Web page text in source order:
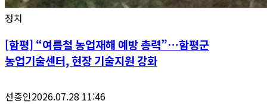
정치
[함평] “여름철 농업재해 예방 총력”…함평군
농업기술센터, 현장 기술지원 강화
선종인2026.07.28 11:46